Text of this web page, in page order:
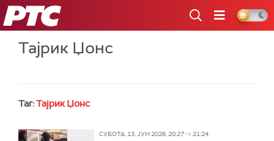
РТС
Тајрик Џонс
Таг:Тајрик Џонс
СУБОТА, 13. ЈУН 2026, 20:27 -> 21:24